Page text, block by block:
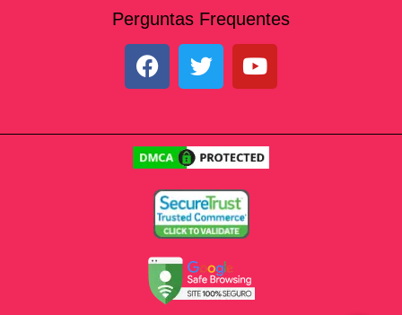
Perguntas Frequentes